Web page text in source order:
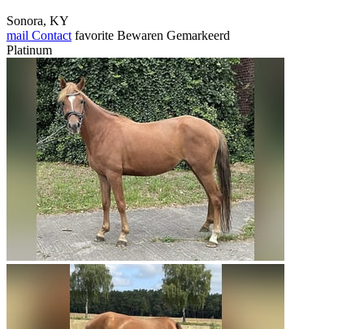
Sonora, KY
mail Contact favorite Bewaren Gemarkeerd
Platinum